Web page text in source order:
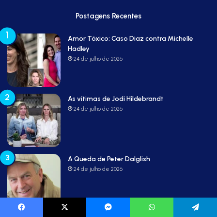
Postagens Recentes
Amor Tóxico: Caso Diaz contra Michelle
Hadley
24 de julho de 2026
As vítimas de Jodi Hildebrandt
24 de julho de 2026
A Queda de Peter Dalglish
24 de julho de 2026